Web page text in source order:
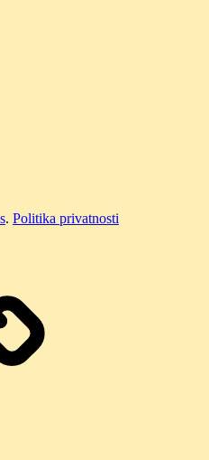
. Politika privatnosti